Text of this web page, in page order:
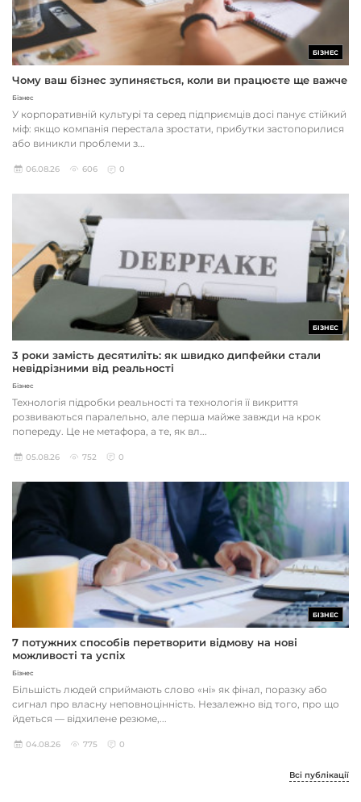
БІЗНЕС
Чому ваш бізнес зупиняється, коли ви працюєте ще важче
Бізнес
У корпоративній культурі та серед підприємців досі панує стійкий
міф: якщо компанія перестала зростати, прибутки застопорилися
або виникли проблеми з...
06.08.26 606 0
БІЗНЕС
3 роки замість десятиліть: як швидко дипфейки стали
невідрізними від реальності
Бізнес
Технологія підробки реальності та технологія її викриття
розвиваються паралельно, але перша майже завжди на крок
попереду. Це не метафора, а те, як вл...
05.08.26 752 0
БІЗНЕС
7 потужних способів перетворити відмову на нові
можливості та успіх
Бізнес
Більшість людей сприймають слово «ні» як фінал, поразку або
сигнал про власну неповноцінність. Незалежно від того, про що
йдеться — відхилене резюме,...
04.08.26 775 0
Всі публікації